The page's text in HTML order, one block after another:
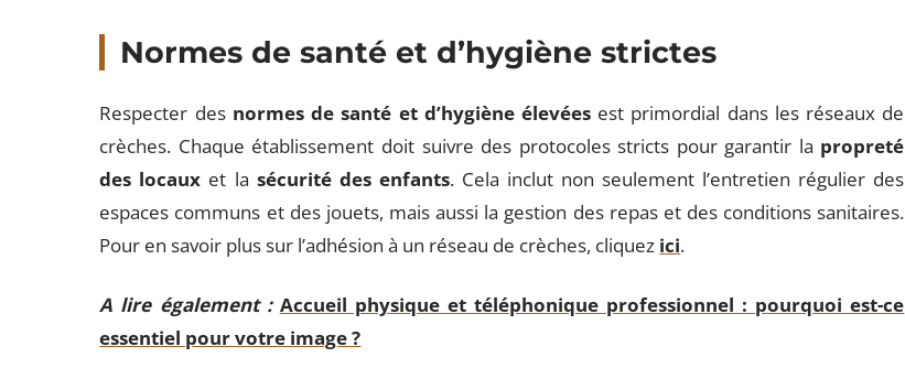
Normes de santé et d’hygiène strictes
Respecter des normes de santé et d’hygiène élevéesest primordial dans les réseaux de
crèches. Chaque établissement doit suivre des protocoles stricts pour garantir la propreté
des locaux et la sécurité des enfants. Cela inclut non seulement l’entretien régulier des
espaces communs et des jouets, mais aussi la gestion des repas et des conditions sanitaires.
Pour en savoir plus sur l’adhésion à un réseau de crèches, cliquez ici.
A lire également : Accueil physique et téléphonique professionnel : pourquoi est-ce
essentiel pour votre image ?